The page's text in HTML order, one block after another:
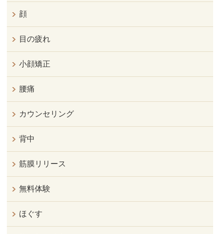
顔
目の疲れ
小顔矯正
腰痛
カウンセリング
背中
筋膜リリース
無料体験
ほぐす